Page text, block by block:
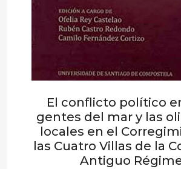
El conflicto político
gentes del mar y las
locales en el
las Cuatro Villas de la
Antiguo